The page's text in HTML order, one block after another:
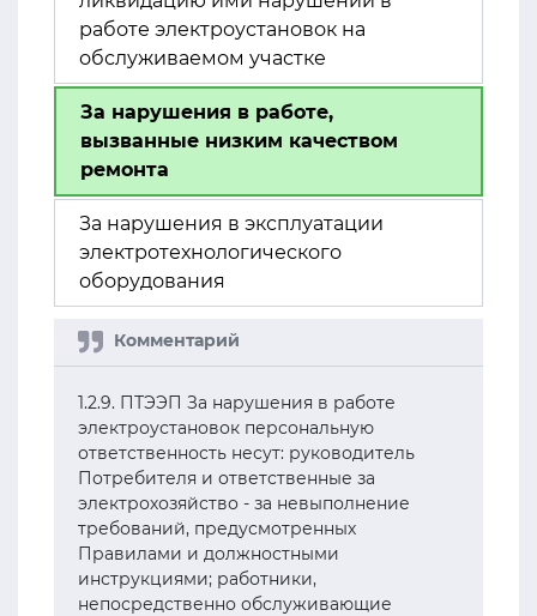
работе электроустановок на
обслуживаемом участке
За нарушения в работе,
вызванные низким качеством
ремонта
За нарушения в эксплуатации
электротехнологического
оборудования
1.2.9. ПТЭЭП За нарушения в работе
электроустановок персональную
ответственность несут: руководитель
Потребителя и ответственные за
электрохозяйство - за невыполнение
требований, предусмотренных
Правилами и должностными
инструкциями; работники,
непосредственно обслуживающие